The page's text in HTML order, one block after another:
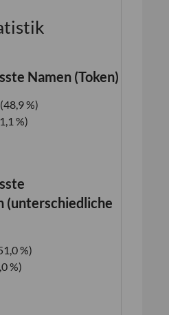
Namen (Token)
%)
%)
(unterschiedliche
%)
%)